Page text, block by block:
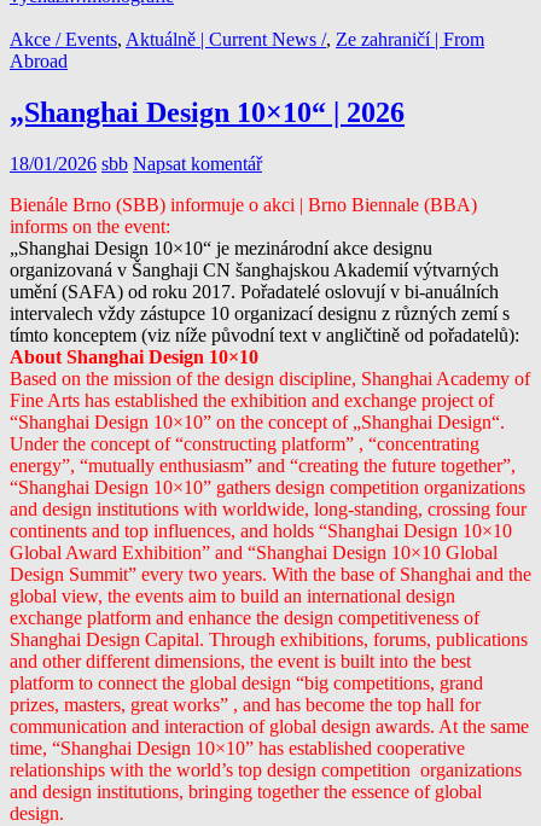
Akce / Events, Aktuálně | Current News /, Ze zahraničí | From
Abroad
„Shanghai Design 10×10“ | 2026
18/01/2026 sbb Napsat komentář
Bienále Brno (SBB) informuje o akci | Brno Biennale (BBA)
informs on the event:
„Shanghai Design 10×10“ je mezinárodní akce designu
organizovaná v Šanghaji CN šanghajskou Akademií výtvarných
umění (SAFA) od roku 2017. Pořadatelé oslovují v bi-anuálních
intervalech vždy zástupce 10 organizací designu z různých zemí s
tímto konceptem (viz níže původní text v angličtině od pořadatelů):
About Shanghai Design 10×10
Based on the mission of the design discipline, Shanghai Academy of
Fine Arts has established the exhibition and exchange project of
“Shanghai Design 10×10” on the concept of „Shanghai Design“.
Underthe concept of “constructing platform” , “concentrating
energy”, “mutually enthusiasm” and “creating the future together”,
“Shanghai Design 10×10” gathers design competition organizations
and design institutions with worldwide, long-standing, crossing four
continents and top influences, and holds “Shanghai Design 10×10
Global Award Exhibition” and “Shanghai Design 10×10 Global
Design Summit” every two years. With the base of Shanghai and the
global view, the events aim to build an international design
exchange platform and enhance the design competitiveness of
Shanghai Design Capital. Through exhibitions, forums, publications
and other different dimensions, the event is built into the best
platform to connect the global design “big competitions, grand
prizes, masters, great works” , and has become the top hall for
communication and interaction of global design awards. At the same
time, “Shanghai Design 10×10” has established cooperative
relationships with the world’s top design competition organizations
and design institutions, bringing together the essence of global
design.